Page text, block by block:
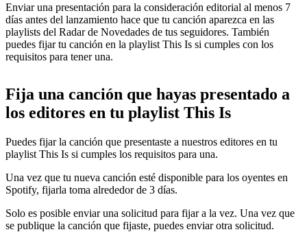
Enviar una presentación para la consideración editorial al menos 7
días antes del lanzamiento hace que tu canción aparezca en las
playlists del Radar de Novedades de tus seguidores. También
puedes fijar tu canción en la playlist This Is si cumples con los
requisitos para tener una.
Fija una canción que hayas presentado a
los editores en tu playlist This Is
Puedes fijar la canción que presentaste a nuestros editores en tu
playlist This Is si cumples los requisitos para una.
Una vez que tu nueva canción esté disponible para los oyentes en
Spotify, fijarla toma alrededor de 3 días.
Solo es posible enviar una solicitud para fijar a la vez. Una vez que
se publique la canción que fijaste, puedes enviar otra solicitud.